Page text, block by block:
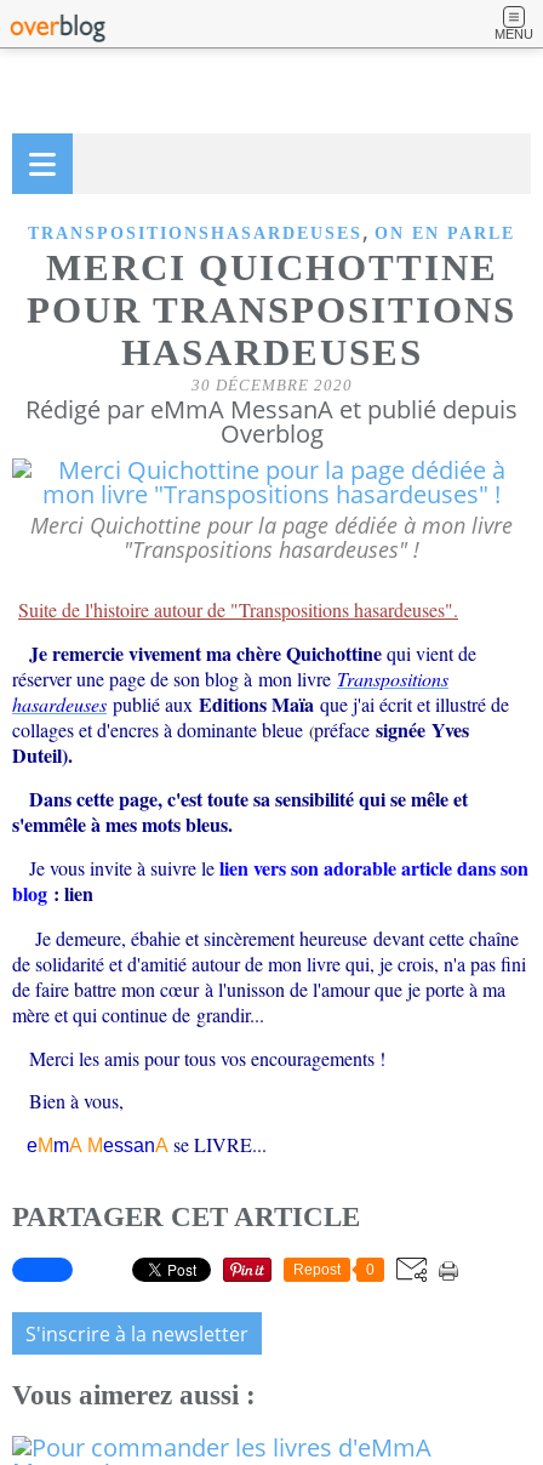
MENU
TRANSPOSITIONSHASARDEUSES , ON EN PARLE
MERCI QUICHOTTINE
POUR TRANSPOSITIONS
HASARDEUSES
30 DÉCEMBRE 2020
Rédigé par eMmA MessanA et publié depuis
Overblog
Merci Quichottine pour la page dédiée à mon livre
"Transpositions hasardeuses" !
Suite de l'histoire autour de "Transpositions hasardeuses".
Je remercie vivement ma chère Quichottinequi vient de
réserver une page de son blog à mon livre Transpositions
hasardeuses publié aux Editions Maïa que j'ai écrit et illustré de
collages et d'encres à dominante bleue (préface signée Yves
Duteil).
Dans cette page, c'est toute sa sensibilité qui se mêle et
s'emmêle à mes mots bleus.
Je vous invite à suivre lelien vers son adorable article dans son
blog : lien
Je demeure, ébahie et sincèrement heureuse devant cette chaîne
de solidarité et d'amitié autour de mon livre qui, je crois, n'a pas fini
de faire battre mon cœur à l'unisson de l'amour que je porte à ma
mère et qui continue de grandir...
Merci les amis pour tous vos encouragements !
Bien à vous,
eMmA MessanA se LIVRE...
PARTAGER CET ARTICLE
Repost 0
S'inscrire à la newsletter
Vous aimerez aussi :